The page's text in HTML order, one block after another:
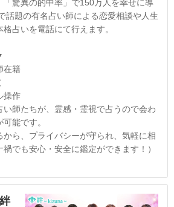
「驚異の的中率」で150万人を幸せに導
話題の有名占い師による恋愛相談や人生
占いを電話にて行えます。
在籍
操作
い師たちが、霊感・霊視で占うので会わ
能です。
から、プライバシーが守られ、気軽に相
でも安心・安全に鑑定ができます！）